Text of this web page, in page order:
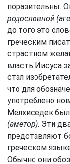
поразительны.
родословной
до того это
греческим
страстном
власть Иисуса
стал
что для
употреблено
Мелхиседек
(аметор). Эти
представляют
греческом
Обычно они